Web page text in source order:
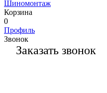
Шиномонтаж
Корзина
0
Профиль
Звонок
Заказать звонок